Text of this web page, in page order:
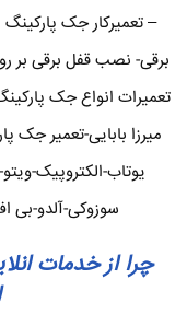
– تعمیرکار جک پارکینگ
برقی- نصب قفل برقی بر
تعمیرات انواع جک
میرزا بابایی-تعمیر جک
یوتاب-الکتروپیک-
سوزوکی-آلدو-بی
چرا از خدمات